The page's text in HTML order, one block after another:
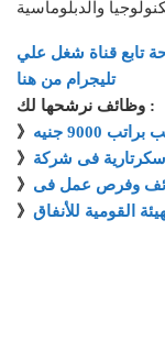
تابع قناة شغل علي
تليجرام من هنا
وظائف نرشحها لك :
》
9000 جنيه
》
》
》 القومية للأنفاق